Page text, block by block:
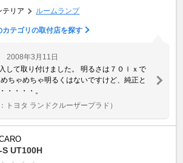
テリア ルームランプ
カテゴリの取付店を探す
2008年3月11日
して取り付けました。 明るさは７０ｌｘで
ちゃめちゃ明るくはないですけど、純正と
・・・・。
：トヨタ ランドクルーザープラド）
S UT100H